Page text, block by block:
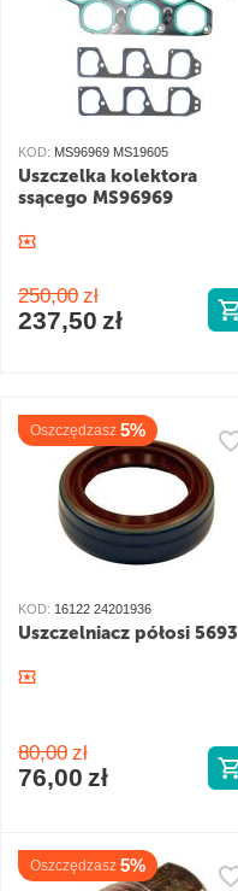
KOD: MS96969 MS19605
Uszczelka kolektora
ssącego MS96969
250,00 zł
237,50 zł
Oszczędzasz 5%
KOD: 16122 24201936
Uszczelniacz półosi 5693
80,00 zł
76,00 zł
Oszczędzasz 5%